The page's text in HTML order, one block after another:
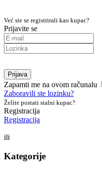
Već ste se registrirali kao kupac?
Prijavite se
Prijava
Zapamti me na ovom računalu
Zaboravili ste lozinku?
Želite postati stalni kupac?
Registracija
Registracija
ili
Kategorije